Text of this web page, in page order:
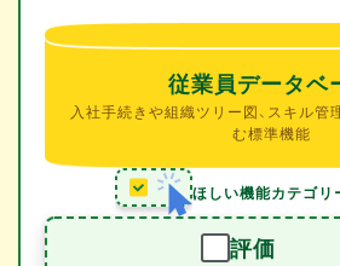
従業員データベ
入社手続きや組織ツリー図、スキル管
む標準機能
ほしい機能カテゴリ
評価